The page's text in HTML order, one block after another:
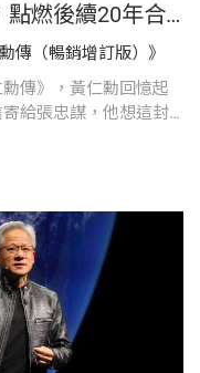
點燃後續20年合
傳（暢銷增訂版）》
傳》，黃仁勳回憶起
給張忠謀，他想這封
到來自張忠謀的電